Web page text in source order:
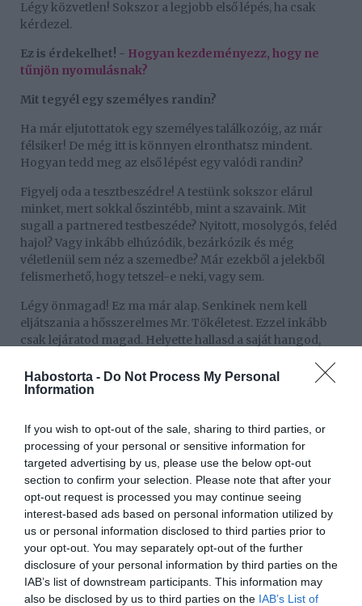
Habostorta - Do Not Process My Personal
Information
If you wish to opt-out of the sale, sharing to third parties, or
processing of your personal or sensitive information for
targeted advertising by us, please use the below opt-out
section to confirm your selection. Please note that after your
opt-out request is processed you may continue seeing
interest-based ads based on personal information utilized by
us or personal information disclosed to third parties prior to
your opt-out. You may separately opt-out of the further
disclosure of your personal information by third parties on the
IAB’s list of downstream participants. This information may
also be disclosed by us to third parties on the IAB’s List of
Légy közvetlen! Sokszor a legjobb első lépés, ha csak
kérdezel.
Ez is érdekelhet! - Hogyan kezdeményezz, hogy ne
tűnjön nyomulásnak?
Mit tegyél egy személyes randin?
Ha már eljutottatok egy személyes találkozóig, az már
félsiker! De még itt is könnyen elronthatsz mindent.
Hogyan tedd meg az első lépést egy valódi randin?
Figyelj oda a tesztbeszédre! A testünk sokszor elárul
minket, mert sokkal őszintébb, mint a szavaink. Mit
sugall a partnered testbeszéde? Nyitott, mosolygós, feléd
hajol? Vagy inkább elhúzódik, bezárkózik és még
véletlenül sem néz a szemedbe? Már ezekből a jelekből
felismerhető, hogy tetszel-e neki, vagy sem.
Légy önmagad! Ez ma már alap. Senkinek nem kell
eljátszania a hősszerelmes Mr. Tökéletest. Ezzel inkább
csak lejáratod magad. Helyette hallasd a saját hangod,
életedről. Ettől leszel igazán vonzó a másik szemében.
ez sokkal nagyobb bók bárki számára, egy puszta
dicséretnél. Ráadásul remek apropót adhat egy újabb
randihoz.
Ne félj finoman megérinteni! Egy apró érintés sokat
elárul. Megmutatja, hogy érdeklődsz a másik iránt, és
szívesen vennél egy újabb találkozást. De még véletlenül
se vidd túlzásba, mert az már tolakodásnak és
erőszakosnak hathat, ami biztos kudarc.
A fentiekből jól látszik, hogy nem az számít, ki teszi meg